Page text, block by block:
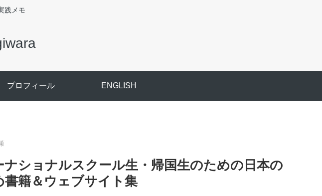
践メモ
プロフィール ENGLISH
ナショナルスクール生・帰国生のための日本の
籍＆ウェブサイト集